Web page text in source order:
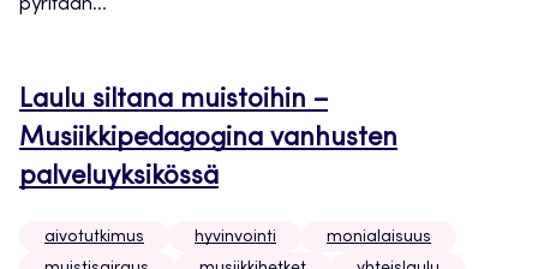
pyritään...
Laulu siltana muistoihin –
Musiikkipedagogina vanhusten
palveluyksikössä
aivotutkimus hyvinvointi
monialaisuus